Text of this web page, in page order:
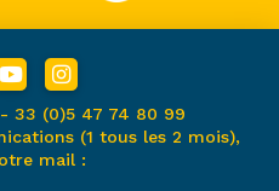
33 (0)5 47 74 80 99
(1 tous les 2 mois),
mail :